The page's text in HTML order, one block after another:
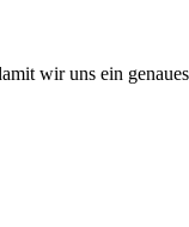
wir uns ein